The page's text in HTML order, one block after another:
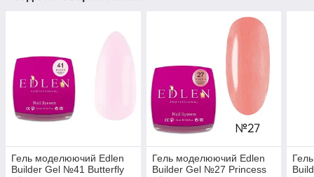
Гель моделюючий Edlen
Builder Gel №41 Butterfly
Гель моделюючий Edlen
Builder Gel №27 Princess